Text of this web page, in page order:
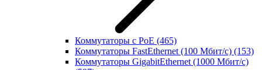
Коммутаторы с PoE (465)
Коммутаторы FastEthernet (100 Мбит/с) (153)
Коммутаторы GigabitEthernet (1000 Мбит/с)